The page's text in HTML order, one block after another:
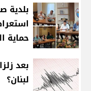
بلدية
حماية
بعد
لبنان؟